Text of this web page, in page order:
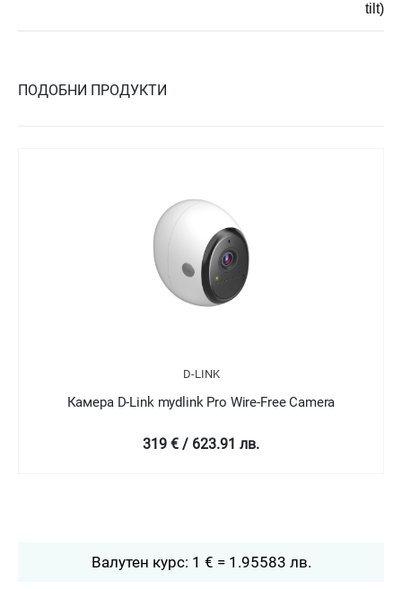
tilt)
ПОДОБНИ ПРОДУКТИ
D-LINK
Камера D-Link mydlink Pro Wire-Free Camera Kit
768 € / 1502.08 лв.
Валутен курс: 1 € = 1.95583 лв.